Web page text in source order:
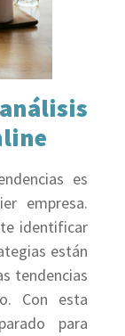
es
empresa.
identificar
están
tendencias
Con esta
para